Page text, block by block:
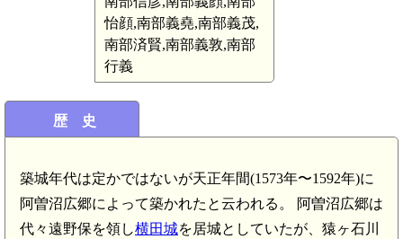
怡顔,南部義堯,南部義茂,
南部済賢,南部義敦,南部
行義
歴 史
築城年代は定かではないが天正年間(1573年〜1592年)に
阿曽沼広郷によって築かれたと云われる。 阿曽沼広郷は
代々遠野保を領し横田城を居城としていたが、猿ヶ石川